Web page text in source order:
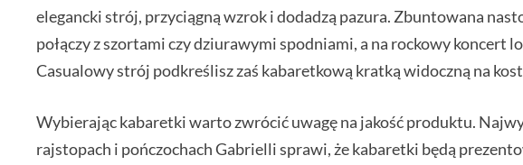
elegancki strój, przyciągną wzrok i dodadzą pazura. Zbuntowana
połączy z szortami czy dziurawymi spodniami, a na rockowy koncert
Casualowy strój podkreślisz zaś kabaretkową kratką widoczną na
Wybierając kabaretki warto zwrócić uwagę na jakość produktu.
rajstopach i pończochach Gabrielli sprawi, że kabaretki będą